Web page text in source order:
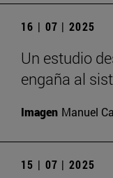
16 | 07 | 2025
Un estudio
engaña al
Imagen Manuel
15 | 07 | 2025